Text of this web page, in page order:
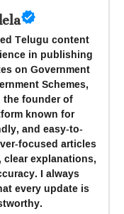
Telugu content
in publishing
on Government
Schemes,
the founder of
known for
and easy-to-
focused articles
explanations,
I always
every update is